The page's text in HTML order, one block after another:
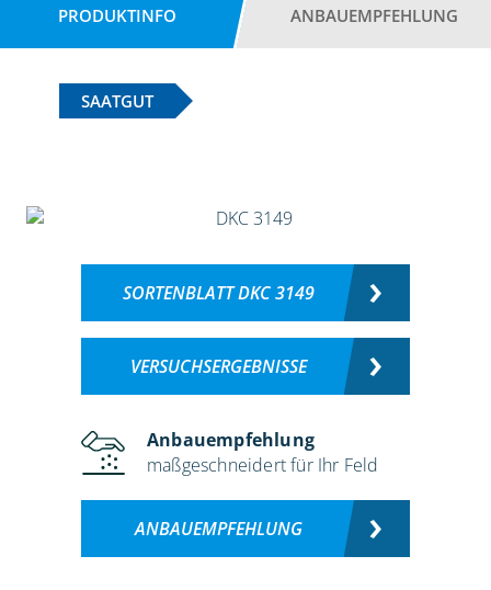
PRODUKTINFO ANBAUEMPFEHLUNG
SAATGUT
SORTENBLATT DKC 3149
VERSUCHSERGEBNISSE
Anbauempfehlung
maßgeschneidert für Ihr Feld
ANBAUEMPFEHLUNG